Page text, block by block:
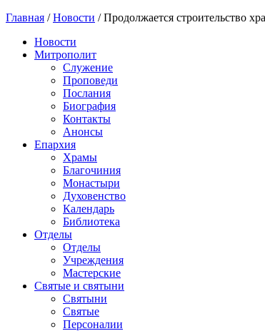
Главная /Новости /Продолжается строительство
Новости
Митрополит
Служение
Проповеди
Послания
Биография
Контакты
Анонсы
Епархия
Храмы
Благочиния
Монастыри
Духовенство
Календарь
Библиотека
Отделы
Отделы
Учреждения
Мастерские
Святые и святыни
Cвятыни
Cвятые
Персоналии